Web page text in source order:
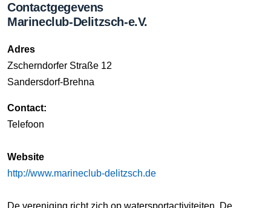
Contactgegevens
Marineclub-Delitzsch-e.V.
Adres
Zscherndorfer Straße 12
Sandersdorf-Brehna
Contact:
Telefoon
Website
http://www.marineclub-delitzsch.de
De vereniging richt zich op watersportactiviteiten. De